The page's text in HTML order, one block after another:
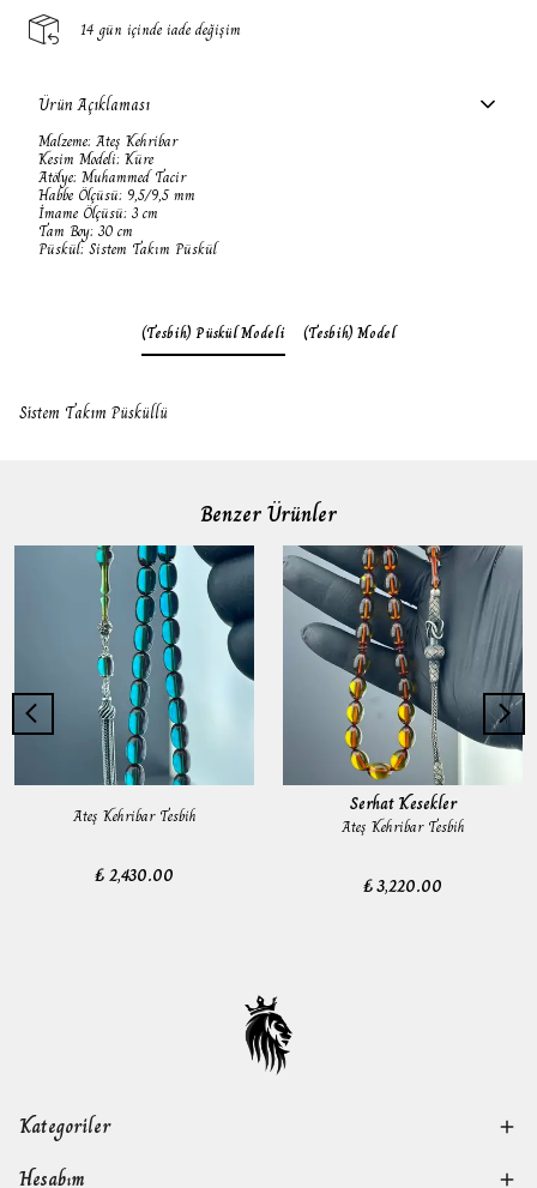
14 gün içinde iade değişim
Ürün Açıklaması
Malzeme: Ateş Kehribar
Kesim Modeli: Küre
Atölye: Muhammed Tacir
Habbe Ölçüsü: 9,5/9,5 mm
İmame Ölçüsü: 3 cm
Tam Boy: 30 cm
Püskül: Sistem Takım Püskül
(Tesbih) Püskül Modeli (Tesbih) Model
Sistem Takım Püsküllü
Benzer Ürünler
Ateş Kehribar Tesbih
₺ 2,430.00
Serhat Kesekler
Ateş Kehribar Tesbih
₺ 3,220.00
Kategoriler
Hesabım